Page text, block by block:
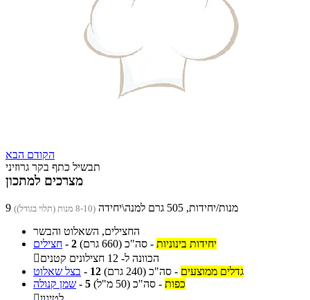
הקודם הבא
תבשיל כתף בקר גרוזיני
מצרכים למתכון
9 מנות/יחידות, 505 גרם למנה\יחידה (8-10 מנות (תלוי בגודל))
החצילים, השאלוט והבשר
חצילים - 2 יחידות בינוניות - סה"כ (660 גרם)

הכוונה ל- 12 חצילונים קטנים
בצל שאלוט - 12 גדלים ממוצעים - סה"כ (240 גרם)
שמן קנולה - 5 כפות - סה"כ (50 מ"ל)